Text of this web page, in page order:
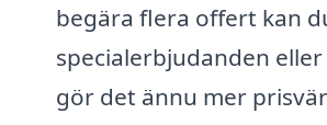
begära flera offert kan
specialerbjudanden
gör det ännu mer